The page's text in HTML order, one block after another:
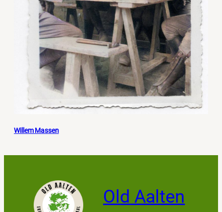
Willem Massen
Old Aalten